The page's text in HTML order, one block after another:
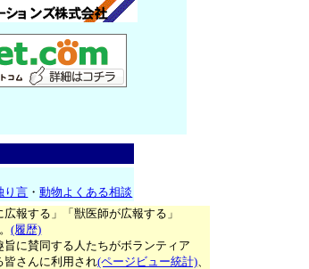
り言 ・動物よくある相談
報する」「獣医師が広報する」
(履歴)
旨に賛同する人たちがボランティア
皆さんに利用され(ページビュー統計)、